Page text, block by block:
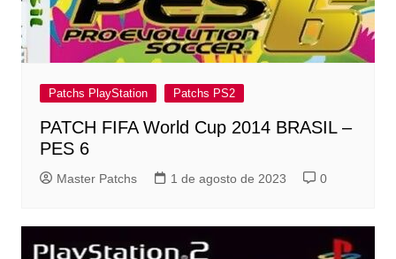
Patchs PlayStation Patchs PS2
PATCH FIFA World Cup 2014 BRASIL –
PES 6
Master Patchs 1 de agosto de 2023 0